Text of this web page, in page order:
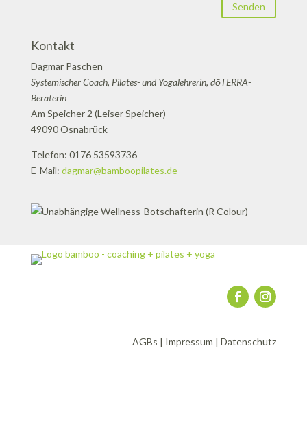
Senden
Kontakt
Dagmar Paschen
Systemischer Coach, Pilates- und Yogalehrerin, dōTERRA-
Beraterin
Am Speicher 2 (Leiser Speicher)
49090 Osnabrück
Telefon: 0176 53593736
E-Mail: dagmar@bamboopilates.de
AGBs | Impressum |Datenschutz